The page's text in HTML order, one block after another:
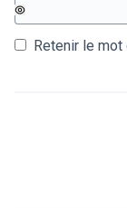
Retenir le